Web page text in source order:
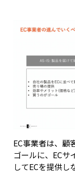
EC事業者は、顧
ゴールに、ECサ
してECを提供